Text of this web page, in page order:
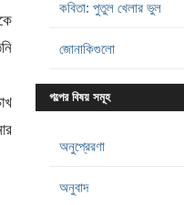
কবিতা: পুতুল খেলার ভুল
জোনাকিগুলো
গল্পের বিষয় সমূহ
অনুপ্রেরণা
অনুবাদ